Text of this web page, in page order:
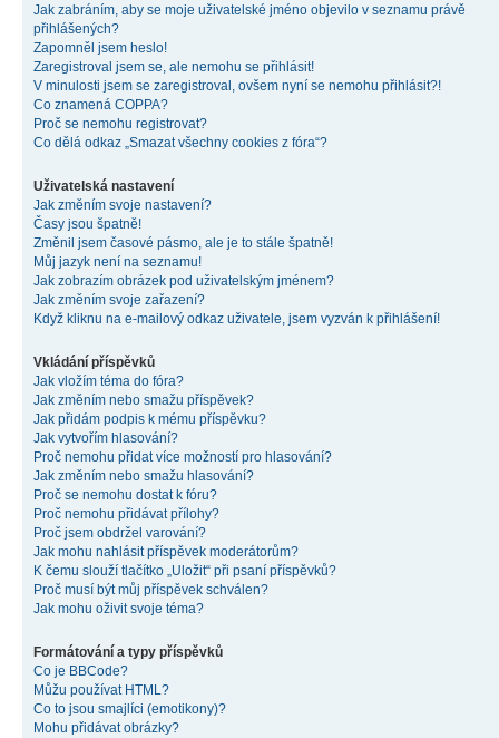
Jak zabráním, aby se moje uživatelské jméno objevilo v seznamu právě
přihlášených?
Zapomněl jsem heslo!
Zaregistroval jsem se, ale nemohu se přihlásit!
V minulosti jsem se zaregistroval, ovšem nyní se nemohu přihlásit?!
Co znamená COPPA?
Proč se nemohu registrovat?
Co dělá odkaz „Smazat všechny cookies z fóra“?
Uživatelská nastavení
Jak změním svoje nastavení?
Časy jsou špatně!
Změnil jsem časové pásmo, ale je to stále špatně!
Můj jazyk není na seznamu!
Jak zobrazím obrázek pod uživatelským jménem?
Jak změním svoje zařazení?
Když kliknu na e-mailový odkaz uživatele, jsem vyzván k přihlášení!
Vkládání příspěvků
Jak vložím téma do fóra?
Jak změním nebo smažu příspěvek?
Jak přidám podpis k mému příspěvku?
Jak vytvořím hlasování?
Proč nemohu přidat více možností pro hlasování?
Jak změním nebo smažu hlasování?
Proč se nemohu dostat k fóru?
Proč nemohu přidávat přílohy?
Proč jsem obdržel varování?
Jak mohu nahlásit příspěvek moderátorům?
K čemu slouží tlačítko „Uložit“ při psaní příspěvků?
Proč musí být můj příspěvek schválen?
Jak mohu oživit svoje téma?
Formátování a typy příspěvků
Co je BBCode?
Můžu používat HTML?
Co to jsou smajlíci (emotikony)?
Mohu přidávat obrázky?